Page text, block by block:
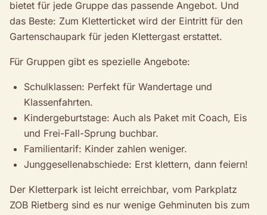
bietet für jede Gruppe das passende Angebot. Und
das Beste: Zum Kletterticket wird der Eintritt für den
Gartenschaupark für jeden Klettergast erstattet.
Für Gruppen gibt es spezielle Angebote:
Schulklassen: Perfekt für Wandertage und
Klassenfahrten.
Kindergeburtstage: Auch als Paket mit Coach, Eis
und Frei-Fall-Sprung buchbar.
Familientarif: Kinder zahlen weniger.
Junggesellenabschiede: Erst klettern, dann feiern!
Der Kletterpark ist leicht erreichbar, vom Parkplatz
ZOB Rietberg sind es nur wenige Gehminuten bis zum